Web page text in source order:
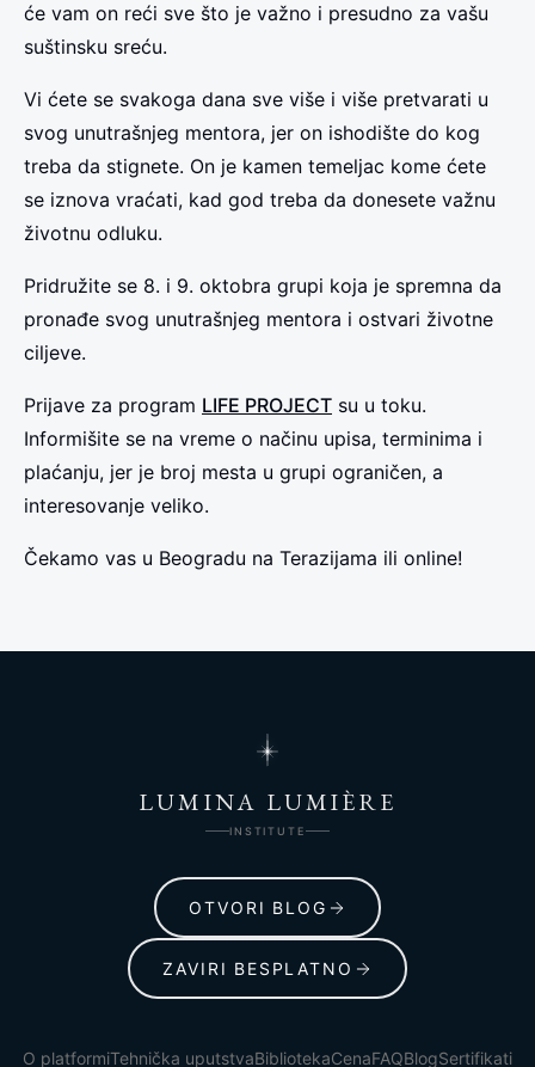
će vam on reći sve što je važno i presudno za vašu
suštinsku sreću.
Vi ćete se svakoga dana sve više i više pretvarati u
svog unutrašnjeg mentora, jer on ishodište do kog
treba da stignete. On je kamen temeljac kome ćete
se iznova vraćati, kad god treba da donesete važnu
životnu odluku.
Pridružite se 8. i 9. oktobra grupi koja je spremna da
pronađe svog unutrašnjeg mentora i ostvari životne
ciljeve.
Prijave za program LIFE PROJECT su u toku.
Informišite se na vreme o načinu upisa, terminima i
plaćanju, jer je broj mesta u grupi ograničen, a
interesovanje veliko.
Čekamo vas u Beogradu na Terazijama ili online!
LUMINA LUMIÈRE
INSTITUTE
OTVORI BLOG
ZAVIRI BESPLATNO
O platformiTehnička uputstvaBibliotekaCenaFAQBlogSertifikati